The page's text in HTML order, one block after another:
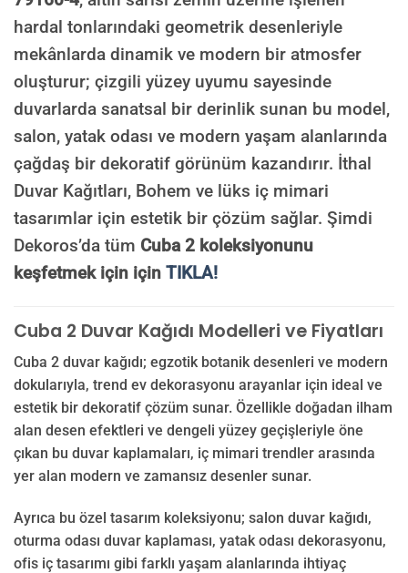
hardal tonlarındaki geometrik desenleriyle
mekânlarda dinamik ve modern bir atmosfer
oluşturur; çizgili yüzey uyumu sayesinde
duvarlarda sanatsal bir derinlik sunan bu model,
salon, yatak odası ve modern yaşam alanlarında
çağdaş bir dekoratif görünüm kazandırır. İthal
Duvar Kağıtları, Bohem ve lüks iç mimari
tasarımlar için estetik bir çözüm sağlar. Şimdi
Dekoros’da tüm Cuba 2 koleksiyonunu
keşfetmek için için TIKLA!
Cuba 2 Duvar Kağıdı Modelleri ve Fiyatları
Cuba 2 duvar kağıdı; egzotik botanik desenleri ve modern
dokularıyla, trend ev dekorasyonu arayanlar için ideal ve
estetik bir dekoratif çözüm sunar. Özellikle doğadan ilham
alan desen efektleri ve dengeli yüzey geçişleriyle öne
çıkan bu duvar kaplamaları, iç mimari trendler arasında
yer alan modern ve zamansız desenler sunar.
Ayrıca bu özel tasarım koleksiyonu; salon duvar kağıdı,
oturma odası duvar kaplaması, yatak odası dekorasyonu,
ofis iç tasarımı gibi farklı yaşam alanlarında ihtiyaç